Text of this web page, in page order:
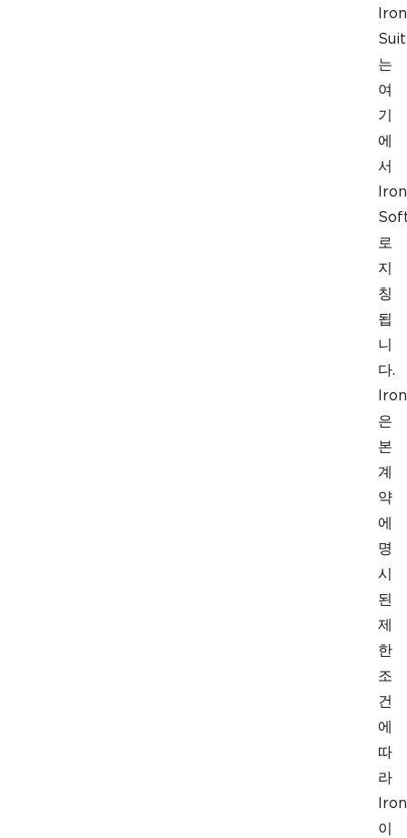
Iron
는
여
기
에
서
Iron
로
지
칭
됩
니
다.
Iron
은
본
계
약
에
명
시
된
제
한
조
건
에
따
라
Iron
이